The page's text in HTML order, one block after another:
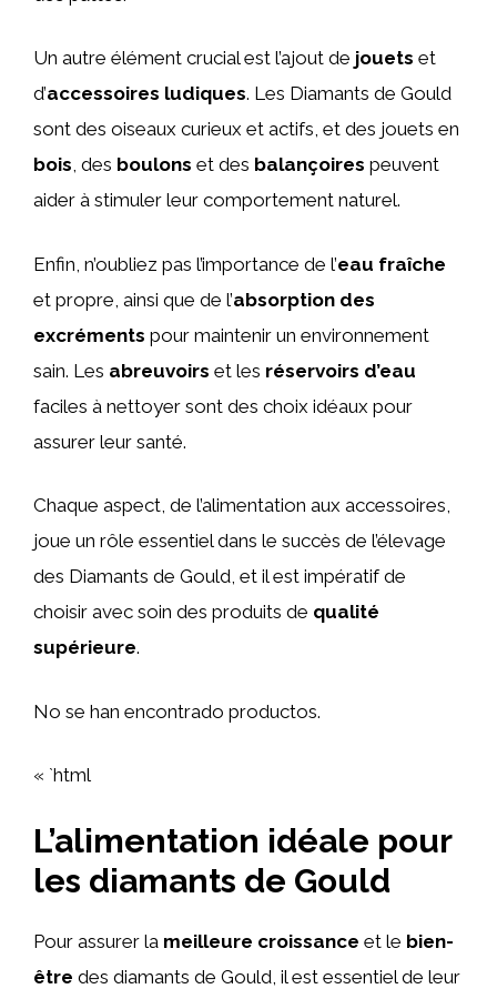
Un autre élément crucial est l’ajout de jouets et
d’accessoires ludiques. Les Diamants de Gould
sont des oiseaux curieux et actifs, et des jouets en
bois, des boulons et des balançoires peuvent
aider à stimuler leur comportement naturel.
Enfin, n’oubliez pas l’importance de l’eau fraîche
et propre, ainsi que de l’absorption des
excréments pour maintenir un environnement
sain. Les abreuvoirs et les réservoirs d’eau
faciles à nettoyer sont des choix idéaux pour
assurer leur santé.
Chaque aspect, de l’alimentation aux accessoires,
joue un rôle essentiel dans le succès de l’élevage
des Diamants de Gould, et il est impératif de
choisir avec soin des produits de qualité
supérieure.
No se han encontrado productos.
« `html
L’alimentation idéale pour
les diamants de Gould
Pour assurer la meilleure croissance et le bien-
être des diamants de Gould, il est essentiel de leur